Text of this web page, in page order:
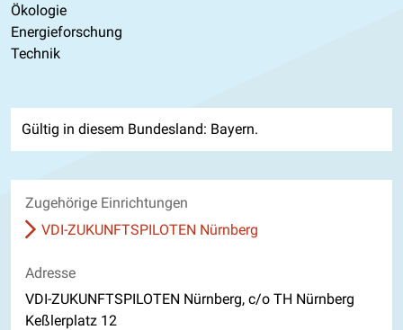
Ökologie
Energieforschung
Technik
Gültig in diesem Bundesland: Bayern.
Zugehörige Einrichtungen
VDI-ZUKUNFTSPILOTEN Nürnberg
Adresse
VDI-ZUKUNFTSPILOTEN Nürnberg, c/o TH Nürnberg
Keßlerplatz 12